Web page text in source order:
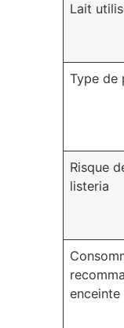
Lait
Type de
Risque
listeria
enceinte